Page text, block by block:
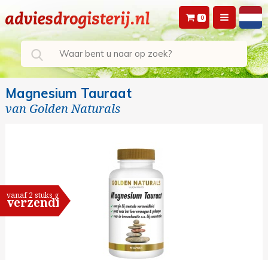
0
Magnesium Tauraat
van Golden Naturals
vanaf 2 stuks gratis
verzending